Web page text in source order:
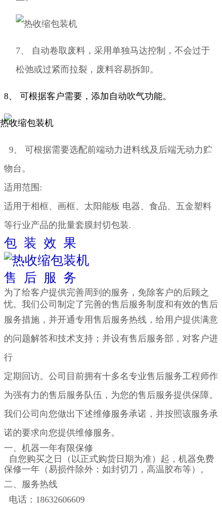
7、 自动卷取废料，采用单独马达控制，不会过于
松弛或过紧而拉裂，废料容易拆卸。
8、 可根据客户需要，添加自动吹气功能。
9、 可根据需要选配前端动力进料线及后端无动力贮
物台。
适用范围:
适用于相框、画框、太阳能板 电器、食品、五金塑料
等行业产品的批量套膜封切包装.
包 装 效 果
售 后 服 务
为了给客户提供完善周到的服务，免除客户的后顾之
忧。我们公司制定了完善的售后服务制度和有效的售后
服务措施， 并开通专用售后服务热线，给用户提供满意
的问题解答和技术支持；并设有售后服务部，对客户进
行
定期回访。公司目前拥有十多名专业售后服务工程师作
为强有力的售后服务队伍，为您的售后服务提供保障。
我们公司向您做出下述维修服务承诺，并按照该服务承
诺的要求向您提供维修服务。
一、机器一年有限保修
自您购买之日（以正式购货日期为准）起，机器免费
保修一年（易损件除外：如封切刀，高温胶布等）。
二、服务热线
电话 ：18632606609